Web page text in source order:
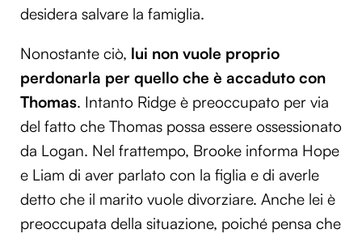
desidera salvare la famiglia.
Nonostante ciò, lui non vuole proprio
perdonarla per quello che è accaduto con
Thomas. Intanto Ridge è preoccupato per via
del fatto che Thomas possa essere ossessionato
da Logan. Nel frattempo, Brooke informa Hope
e Liam di aver parlato con la figlia e di averle
detto che il marito vuole divorziare. Anche lei è
preoccupata della situazione, poiché pensa che